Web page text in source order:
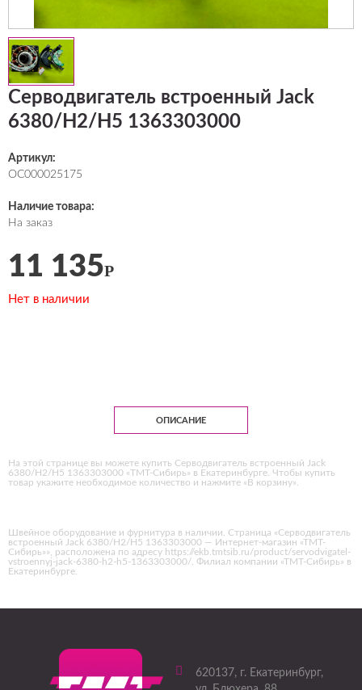
Серводвигатель встроенный Jack
6380/H2/H5 1363303000
Артикул:
ОС000025175
Наличие товара:
На заказ
11 135Р
Нет в наличии
ОПИСАНИЕ
На этой странице вы можете купить Серводвигатель встроенный Jack
6380/H2/H5 1363303000 «ТМТ-Сибирь» в Екатеринбурге. Чтобы купить
товар укажите необходимое количество и нажмите «В корзину».
Швейное оборудование и фурнитура в наличии. Страница «Серводвигатель
встроенный Jack 6380/H2/H5 1363303000 — Интернет-магазин «ТМТ-
Сибирь»», расположена по адресу https://ekb.tmtsib.ru/product/servodvigatel-
vstroennyj-jack-6380-h2-h5-1363303000/. Филиал компании «ТМТ-Сибирь» в
Екатеринбурге.
620137, г. Екатеринбург,